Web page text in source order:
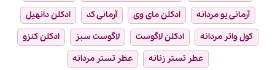
آرمانی یو مردانه
ادکلن مای وی آرمانی کد
ادکلن دانهیل
کول واتر مردانه
ادکلن لاگوست لاگوست سبز
ادکلن کنزو
عطر تستر زنانه
عطر تستر مردانه